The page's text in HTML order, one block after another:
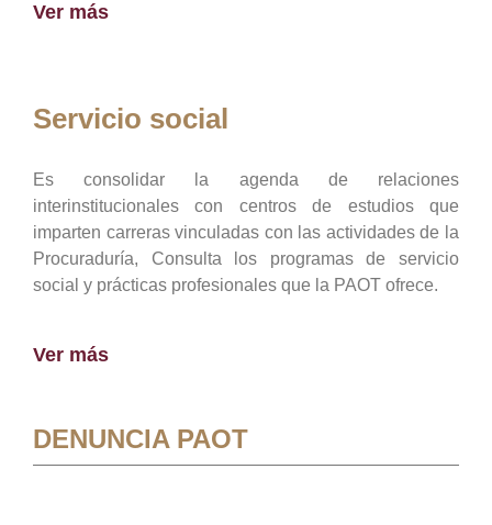
Ver más
Servicio social
Es consolidar la agenda de relaciones
interinstitucionales con centros de estudios que
imparten carreras vinculadas con las actividades de la
Procuraduría, Consulta los programas de servicio
social y prácticas profesionales que la PAOT ofrece.
Ver más
DENUNCIA PAOT